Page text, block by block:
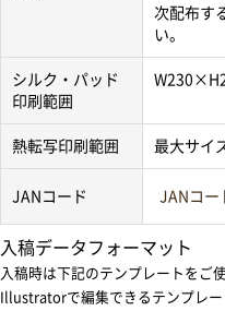
次配布す
い。
シルク・パッド
印刷範囲
熱転写印刷範囲 最大サイ
JANコード JANコー
入稿データフォーマット
入稿時は下記のテンプレートをご
Illustratorで編集できるテンプレー